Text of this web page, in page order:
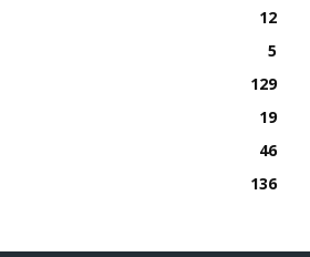
12
5
129
19
46
136